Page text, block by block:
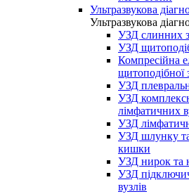
Ультразвукова
Ультразвукова
УЗД слинних
УЗД
Компресійна
щитоподібної
УЗД
УЗД
лімфатичних
УЗД
УЗД шлунку
кишки
УЗД нирок та
УЗД
вузлів